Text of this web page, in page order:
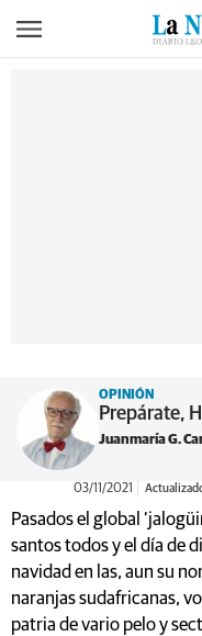
OPINIÓN
Prepárate,
Juanmaría G.
03/11/2021
Pasados el global
santos todos y el día de
navidad en las, aun su
naranjas sudafricanas,
patria de vario pelo y